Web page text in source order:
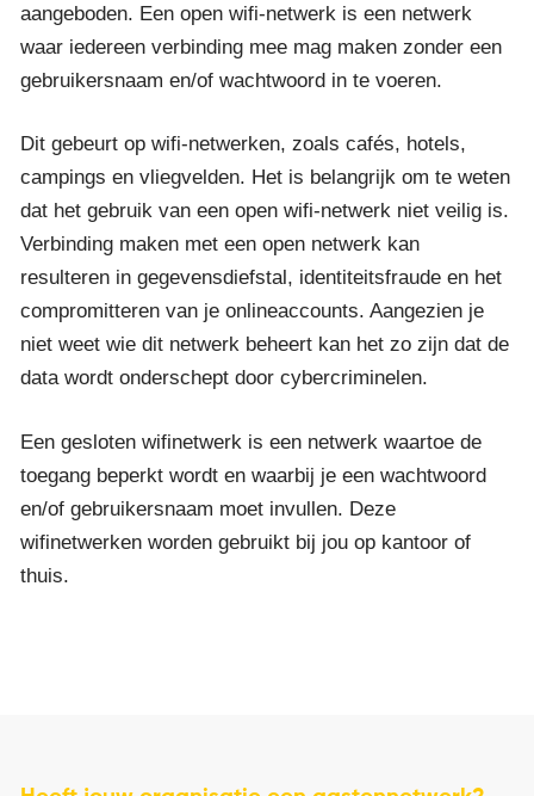
aangeboden. Een open wifi-netwerk is een netwerk
waar iedereen verbinding mee mag maken zonder een
gebruikersnaam en/of wachtwoord in te voeren.
Dit gebeurt op wifi-netwerken, zoals cafés, hotels,
campings en vliegvelden. Het is belangrijk om te weten
dat het gebruik van een open wifi-netwerk niet veilig is.
Verbinding maken met een open netwerk kan
resulteren in gegevensdiefstal, identiteitsfraude en het
compromitteren van je onlineaccounts. Aangezien je
niet weet wie dit netwerk beheert kan het zo zijn dat de
data wordt onderschept door cybercriminelen.
Een gesloten wifinetwerk is een netwerk waartoe de
toegang beperkt wordt en waarbij je een wachtwoord
en/of gebruikersnaam moet invullen. Deze
wifinetwerken worden gebruikt bij jou op kantoor of
thuis.